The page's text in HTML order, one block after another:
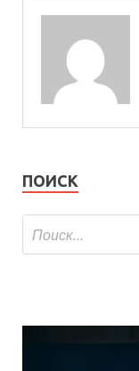
ПОИСК